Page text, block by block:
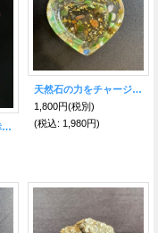
愛を育む◎魔を祓い幸運を呼ぶ勾玉！★愛と優しさ・恋愛運 ビーナス石ローズクォーツ
天然石の力をチャージ！ハート型トレー♡シンセティック・キャッツアイ
1,800円(税別)
(税込: 1,980円)